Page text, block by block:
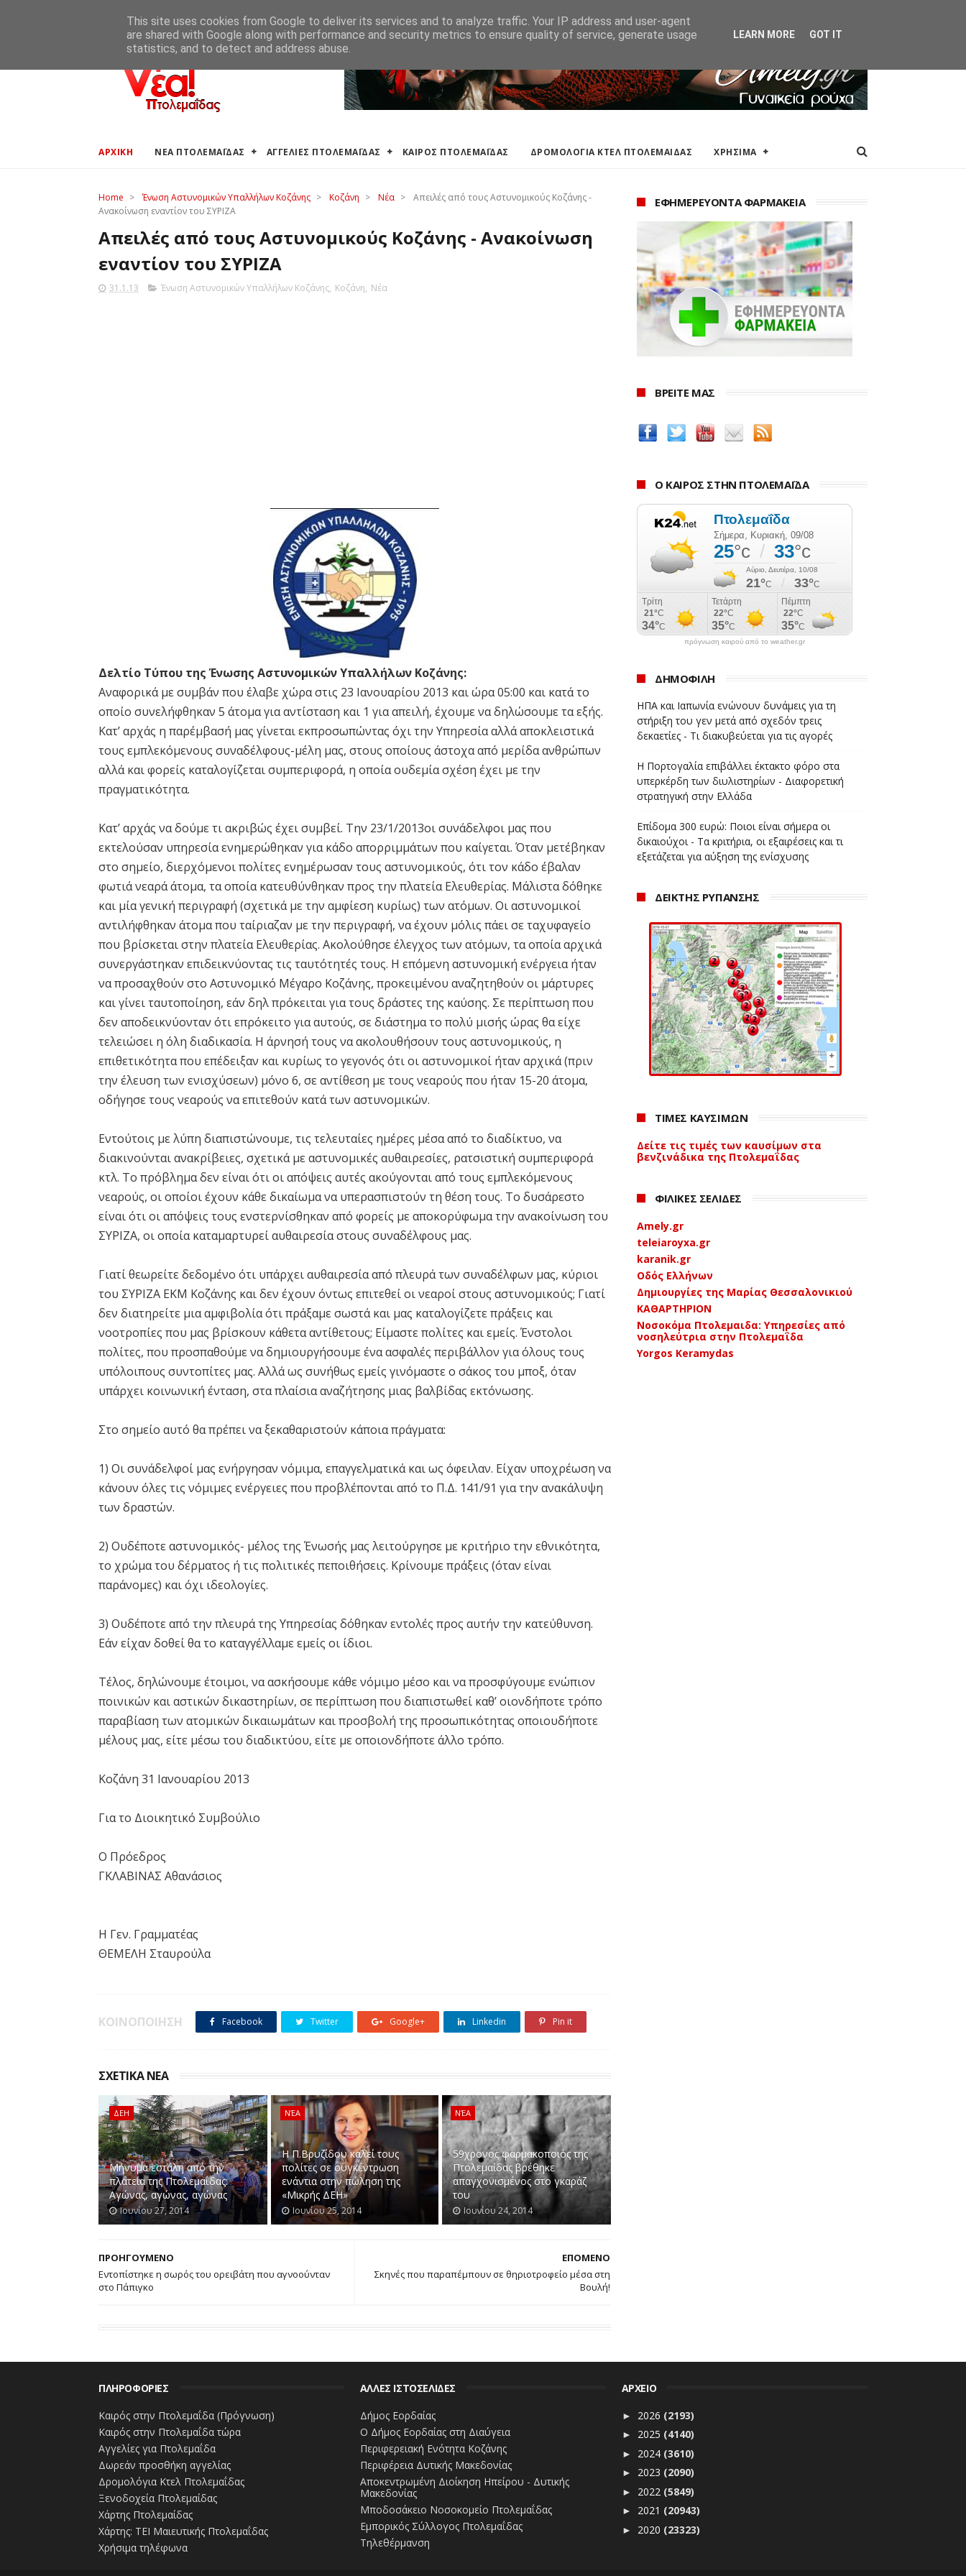
ΑΓΓΕΛΙΕΣ ΠΤΟΛΕΜΑΪΔΑΣ ΔΡΟΜΟΛΟΓΙΑ ΚΤΕΛ ΠΤΟΛΕΜΑΙΔΑΣ
ΑΡΧΙΚΗ ΝΕΑ ΠΤΟΛΕΜΑΪΔΑΣ ΑΓΓΕΛΙΕΣ ΠΤΟΛΕΜΑΪΔΑΣ ΚΑΙΡΟΣ ΠΤΟΛΕΜΑΪΔΑΣ ΔΡΟΜΟΛΟΓΙΑ ΚΤΕΛ ΠΤΟΛΕΜΑΙΔΑΣ ΧΡΗΣΙΜΑ
Home > Ένωση Αστυνομικών Υπαλλήλων Κοζάνης > Κοζάνη > Νέα >
Απειλές από τους Αστυνομικούς Κοζάνης -
Ανακοίνωση εναντίον του ΣΥΡΙΖΑ
Απειλές από τους Αστυνομικούς Κοζάνης - Ανακοίνωση
εναντίον του ΣΥΡΙΖΑ
31.1.13 Ένωση Αστυνομικών Υπαλλήλων Κοζάνης, Κοζάνη, Νέα
Δελτίο Τύπου της Ένωσης Αστυνομικών Υπαλλήλων Κοζάνης:
Αναφορικά με συμβάν που έλαβε χώρα στις 23 Ιανουαρίου 2013 και ώρα 05:00 και κατά το
οποίο συνελήφθηκαν 5 άτομα για αντίσταση και 1 για απειλή, έχουμε να δηλώσουμε τα εξής.
Κατ’ αρχάς η παρέμβασή μας γίνεται εκπροσωπώντας όχι την Υπηρεσία αλλά αποκλειστικά
τους εμπλεκόμενους συναδέλφους-μέλη μας, στους οποίους άστοχα από μερίδα ανθρώπων
αλλά και φορείς καταλογίζεται συμπεριφορά, η οποία ουδεμία σχέση έχει με την
πραγματικότητα.
Κατ’ αρχάς να δούμε τι ακριβώς έχει συμβεί. Την 23/1/2013οι συνάδελφοι μας που
εκτελούσαν υπηρεσία ενημερώθηκαν για κάδο απορριμμάτων που καίγεται. Όταν μετέβηκαν
στο σημείο, διερχόμενοι πολίτες ενημέρωσαν τους αστυνομικούς, ότι τον κάδο έβαλαν
φωτιά νεαρά άτομα, τα οποία κατευθύνθηκαν προς την πλατεία Ελευθερίας. Μάλιστα δόθηκε
και μία γενική περιγραφή (σχετικά με την αμφίεση κυρίως) των ατόμων. Οι αστυνομικοί
αντιλήφθηκαν άτομα που ταίριαζαν με την περιγραφή, να έχουν μόλις πάει σε ταχυφαγείο
που βρίσκεται στην πλατεία Ελευθερίας. Ακολούθησε έλεγχος των ατόμων, τα οποία αρχικά
συνεργάστηκαν επιδεικνύοντας τις ταυτότητές τους. Η επόμενη αστυνομική ενέργεια ήταν
να προσαχθούν στο Αστυνομικό Μέγαρο Κοζάνης, προκειμένου αναζητηθούν οι μάρτυρες
και γίνει ταυτοποίηση, εάν δηλ πρόκειται για τους δράστες της καύσης. Σε περίπτωση που
δεν αποδεικνύονταν ότι επρόκειτο για αυτούς, σε διάστημα το πολύ μισής ώρας θα είχε
τελειώσει η όλη διαδικασία. Η άρνησή τους να ακολουθήσουν τους αστυνομικούς, η
επιθετικότητα που επέδειξαν και κυρίως το γεγονός ότι οι αστυνομικοί ήταν αρχικά (πριν
την έλευση των ενισχύσεων) μόνο 6, σε αντίθεση με τους νεαρούς που ήταν 15-20 άτομα,
οδήγησε τους νεαρούς να επιτεθούν κατά των αστυνομικών.
Εντούτοις με λύπη διαπιστώνουμε, τις τελευταίες ημέρες μέσα από το διαδίκτυο, να
διακινούνται ανακρίβειες, σχετικά με αστυνομικές αυθαιρεσίες, ρατσιστική συμπεριφορά
κτλ. Το πρόβλημα δεν είναι ότι οι απόψεις αυτές ακούγονται από τους εμπλεκόμενους
νεαρούς, οι οποίοι έχουν κάθε δικαίωμα να υπερασπιστούν τη θέση τους. Το δυσάρεστο
είναι ότι οι απόψεις τους ενστερνίσθηκαν από φορείς με αποκορύφωμα την ανακοίνωση του
ΣΥΡΙΖΑ, οι οποία καταμαρτυρεί αυθαιρεσία στους συναδέλφους μας.
Γιατί θεωρείτε δεδομένο ότι υπάρχει αυθαιρεσία από πλευρά των συναδέλφων μας, κύριοι
του ΣΥΡΙΖΑ ΕΚΜ Κοζάνης και δεν έχουν όντως επιτεθεί οι νεαροί στους αστυνομικούς; Γιατί
δεν διατηρείτε μια αμφιβολία ότι πράξαμε σωστά και μας καταλογίζετε πράξεις και
νοοτροπίες που μας βρίσκουν κάθετα αντίθετους; Είμαστε πολίτες και εμείς. Ένστολοι
πολίτες, που προσπαθούμε να δημιουργήσουμε ένα ασφαλές περιβάλλον για όλους τους
υπόλοιπους συντοπίτες μας. Αλλά ως συνήθως εμείς γινόμαστε ο σάκος του μποξ, όταν
υπάρχει κοινωνική ένταση, στα πλαίσια αναζήτησης μιας βαλβίδας εκτόνωσης.
Στο σημείο αυτό θα πρέπει να ξεκαθαριστούν κάποια πράγματα:
1) Οι συνάδελφοί μας ενήργησαν νόμιμα, επαγγελματικά και ως όφειλαν. Είχαν υποχρέωση να
κάνουν όλες τις νόμιμες ενέργειες που προβλέπονται από το Π.Δ. 141/91 για την ανακάλυψη
των δραστών.
2) Ουδέποτε αστυνομικός- μέλος της Ένωσής μας λειτούργησε με κριτήριο την εθνικότητα,
το χρώμα του δέρματος ή τις πολιτικές πεποιθήσεις. Κρίνουμε πράξεις (όταν είναι
παράνομες) και όχι ιδεολογίες.
3) Ουδέποτε από την πλευρά της Υπηρεσίας δόθηκαν εντολές προς αυτήν την κατεύθυνση.
Εάν είχαν δοθεί θα το καταγγέλλαμε εμείς οι ίδιοι.
Τέλος, δηλώνουμε έτοιμοι, να ασκήσουμε κάθε νόμιμο μέσο και να προσφύγουμε ενώπιον
ποινικών και αστικών δικαστηρίων, σε περίπτωση που διαπιστωθεί καθ’ οιονδήποτε τρόπο
παραβίαση των ατομικών δικαιωμάτων και προσβολή της προσωπικότητας οποιουδήποτε
μέλους μας, είτε μέσω του διαδικτύου, είτε με οποιονδήποτε άλλο τρόπο.
Κοζάνη 31 Ιανουαρίου 2013
Για το Διοικητικό Συμβούλιο
Ο Πρόεδρος
ΓΚΛΑΒΙΝΑΣ Αθανάσιος
Η Γεν. Γραμματέας
ΘΕΜΕΛΗ Σταυρούλα
ΚΟΙΝΟΠΟΙΗΣΗ Facebook Twitter Google+ Linkedin Pin it
ΣΧΕΤΙΚΑ ΝΕΑ
ΔΕΗ
Μήνυμα εστάλη από την
πλατεία της Πτολεμαΐδας:
Αγώνας, αγώνας, αγώνας
Ιουνίου 27, 2014
ΝΈΑ
Η Π.Βρυζίδου καλεί τους
πολίτες σε συγκέντρωση
ενάντια στην πώληση της
«Μικρής ΔΕΗ»
Ιουνίου 25, 2014
ΝΈΑ
59χρονος φαρμακοποιός της
Πτολεμαίδας βρέθηκε
απαγχονισμένος στο γκαράζ
του
Ιουνίου 24, 2014
ΕΠΟΜΕΝΟ
Σκηνές που παραπέμπουν σε θηριοτροφείο μέσα στη
Βουλή!
ΠΡΟΗΓΟΥΜΕΝΟ
Εντοπίστηκε η σωρός του ορειβάτη που αγνοούνταν
στο Πάπιγκο
ΕΦΗΜΕΡΕΥΟΝΤΑ ΦΑΡΜΑΚΕΙΑ
ΒΡΕΙΤΕ ΜΑΣ
Ο ΚΑΙΡΟΣ ΣΤΗΝ ΠΤΟΛΕΜΑΪΔΑ
πρόγνωση καιρού από το weather.gr
ΔΗΜΟΦΙΛΗ
ΗΠΑ και Ιαπωνία ενώνουν δυνάμεις για τη
στήριξη του γεν μετά από σχεδόν τρεις
δεκαετίες - Τι διακυβεύεται για τις αγορές
Η Πορτογαλία επιβάλλει έκτακτο φόρο στα
υπερκέρδη των διυλιστηρίων - Διαφορετική
στρατηγική στην Ελλάδα
Επίδομα 300 ευρώ: Ποιοι είναι σήμερα οι
δικαιούχοι - Τα κριτήρια, οι εξαιρέσεις και τι
εξετάζεται για αύξηση της ενίσχυσης
ΔΕΙΚΤΗΣ ΡΥΠΑΝΣΗΣ
ΤΙΜΕΣ ΚΑΥΣΙΜΩΝ
Δείτε τις τιμές των καυσίμων στα
βενζινάδικα της Πτολεμαΐδας
ΦΙΛΙΚΕΣ ΣΕΛΙΔΕΣ
Amely.gr
teleiaroyxa.gr
karanik.gr
Οδός Ελλήνων
Δημιουργίες της Μαρίας Θεσσαλονικιού
ΚΑΘΑΡΤΗΡΙΟΝ
Νοσοκόμα Πτολεμαιδα: Υπηρεσίες από
νοσηλεύτρια στην Πτολεμαΐδα
Yorgos Keramydas
ΠΛΗΡΟΦΟΡΙΕΣ
Καιρός στην Πτολεμαΐδα (Πρόγνωση)
Καιρός στην Πτολεμαΐδα τώρα
Αγγελίες για Πτολεμαΐδα
Δωρεάν προσθήκη αγγελίας
Δρομολόγια Κτελ Πτολεμαΐδας
Ξενοδοχεία Πτολεμαίδας
Χάρτης Πτολεμαίδας
Χάρτης: ΤΕΙ Μαιευτικής Πτολεμαΐδας
Χρήσιμα τηλέφωνα
ΑΛΛΕΣ ΙΣΤΟΣΕΛΙΔΕΣ
Δήμος Εορδαίας
Ο Δήμος Εορδαίας στη Διαύγεια
Περιφερειακή Ενότητα Κοζάνης
Περιφέρεια Δυτικής Μακεδονίας
Αποκεντρωμένη Διοίκηση Ηπείρου - Δυτικής
Μακεδονίας
Μποδοσάκειο Νοσοκομείο Πτολεμαΐδας
Εμπορικός Σύλλογος Πτολεμαΐδας
Τηλεθέρμανση
ΑΡΧΕΙΟ
► 2026 (2193)
► 2025 (4140)
► 2024 (3610)
► 2023 (2090)
► 2022 (5849)
► 2021 (20943)
► 2020 (23323)
This site uses cookies from Google to deliver its services and to analyze traffic. Your IP address and user-agent
are shared with Google along with performance and security metrics to ensure quality of service, generate usage
statistics, and to detect and address abuse.
LEARN MORE GOT IT